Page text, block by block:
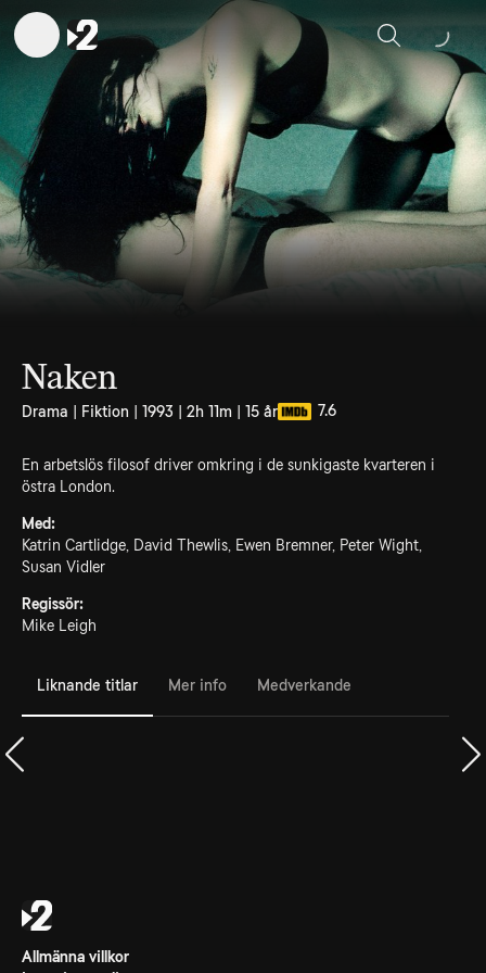
Sök
Naken
Drama | Fiktion | 1993 | 2h 11m | 15 år 7.6
En arbetslös filosof driver omkring i de sunkigaste kvarteren i
östra London.
Med:
Katrin Cartlidge, David Thewlis, Ewen Bremner, Peter Wight,
Susan Vidler
Regissör:
Mike Leigh
Liknande titlar Mer info Medverkande
Allmänna villkor